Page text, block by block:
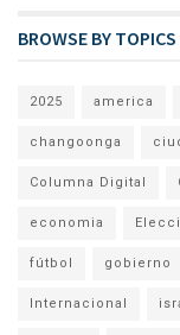
BROWSE BY TOPICS
2025 america
changoonga
Columna Digital
economia
fútbol gobierno
Internacional